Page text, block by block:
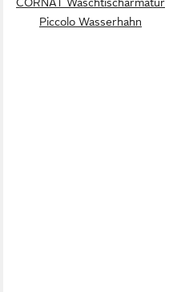
Piccolo Wasserhahn